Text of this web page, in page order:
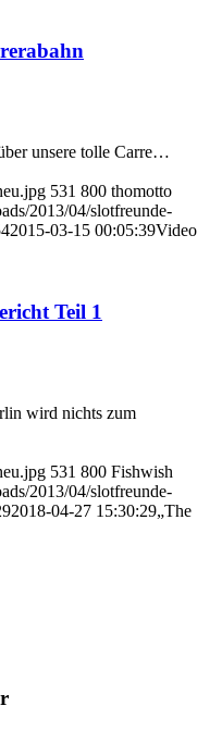
unsere tolle Carre…
531 800 thomotto
2013/04/slotfreunde-
2015-03-15 00:05:39Video
Teil 1
wird nichts zum
531 800 Fishwish
2013/04/slotfreunde-
2018-04-27 15:30:29„The